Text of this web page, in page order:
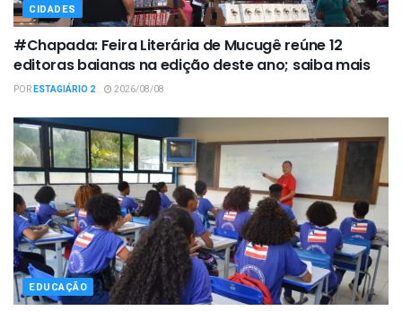
CIDADES
#Chapada: Feira Literária de Mucugê reúne 12
editoras baianas na edição deste ano; saiba mais
PORESTAGIÁRIO 2 2026/08/08
EDUCAÇÃO